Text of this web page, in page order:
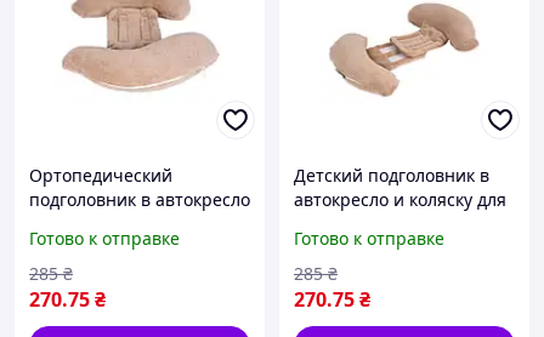
Ортопедический
подголовник в автокресло
путешетвий с детьми от 2
месяцев ТМ Лежебока
Салатовый
Готово к отправке
270.75₴
285 ₴
Детский подголовник в
автокресло и коляску для
Лежебока, беж
Готово к отправке
270.75₴
285 ₴